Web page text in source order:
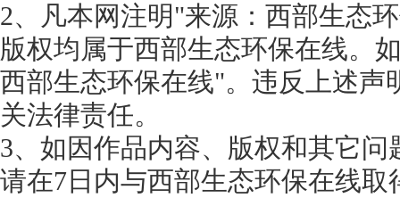
2、凡本网注明"来源：西部生态
版权均属于西部生态环保在线。
西部生态环保在线"。违反上述声
关法律责任。
3、如因作品内容、版权和其它
请在7日内与西部生态环保在线